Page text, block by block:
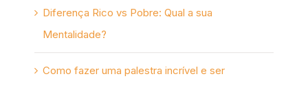
Diferença Rico vs Pobre: Qual a sua
Mentalidade?
Como fazer uma palestra incrível e ser